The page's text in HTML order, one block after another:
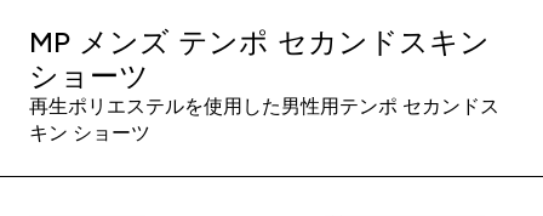
MP メンズ テンポ セカンドスキン
ショーツ
再生ポリエステルを使用した男性用テンポ セカンドス
キン ショーツ